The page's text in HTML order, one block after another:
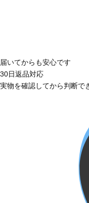
届いてからも安心です
30日返品対応
実物を確認してから判断で